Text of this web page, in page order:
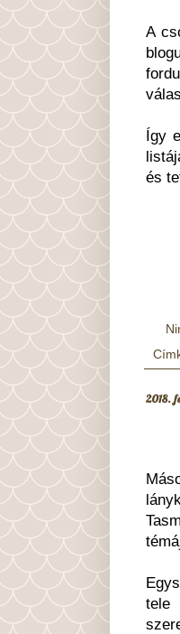
A
Így
és
2018.
tele